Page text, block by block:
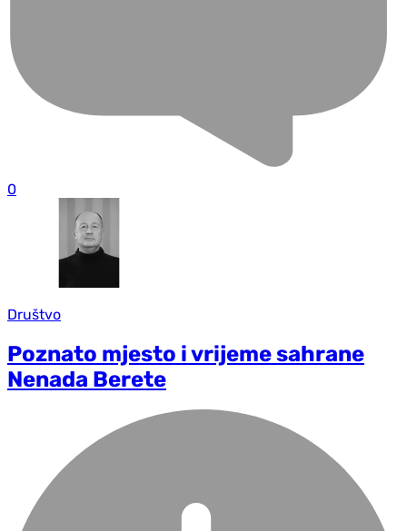
0
Društvo
Poznato mjesto i vrijeme sahrane
Nenada Berete